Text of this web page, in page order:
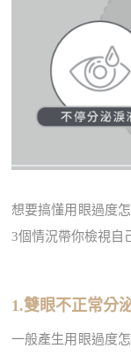
想要搞懂用眼過度
3個情況帶你檢視自
1.雙眼不正常分
一般產生用眼過度